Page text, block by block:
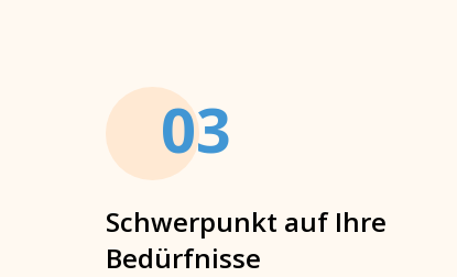
03
Schwerpunkt auf Ihre
Bedürfnisse